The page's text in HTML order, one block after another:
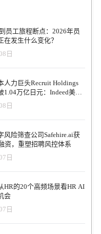
7月创立的Everday公司提供
够评估员工当前的技能组
的平台
胎”，全面了解他们的技能
入职流程建立的，其中包
估结果可靠。 然后将
（ESCO）框架进行比对。
织的具体需求提出必要的
过持续监控员工的进步，
合。 “我们的目标
的联合创始人兼首席执
地对团队做出决策，使他们
司，并计划推出新功能。即
们拥有的技能和需要发展的
，我们现在可以在培训和招
。 本轮融资将于
员工旅程断点：2026年员
在发生什么变化？
日
人力巨头Recruit Holdings
1.04万亿日元：Indeed美国
30%，AI招聘推动利润率升
日
风险筛查公司Safehire.ai获
资，重塑招聘风控体系
日
HR的20个高频场景看HR AI
会
日